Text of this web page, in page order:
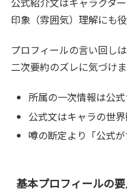
印象（雰囲気）理解にも役
プロフィールの言い回し
二次要約のズレに気づけま
所属の一次情報は公
公式文はキャラの世
噂の断定より「公式
基本プロフィールの